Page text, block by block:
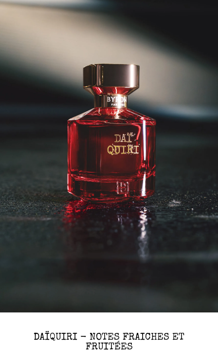
DAÏQUIRI - NOTES FRAICHES ET
FRUITÉES